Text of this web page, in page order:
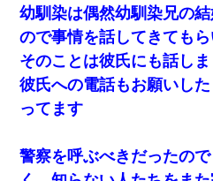
医者「糖尿病で余命1年です」 ワ
食べる量増やすわｗ」→結果ｗｗｗ
幼馴染は偶然幼馴染兄の
ので事情を話してきても
そのことは彼氏にも話し
彼氏への電話もお願いし
ってます
警察を呼ぶべきだったの